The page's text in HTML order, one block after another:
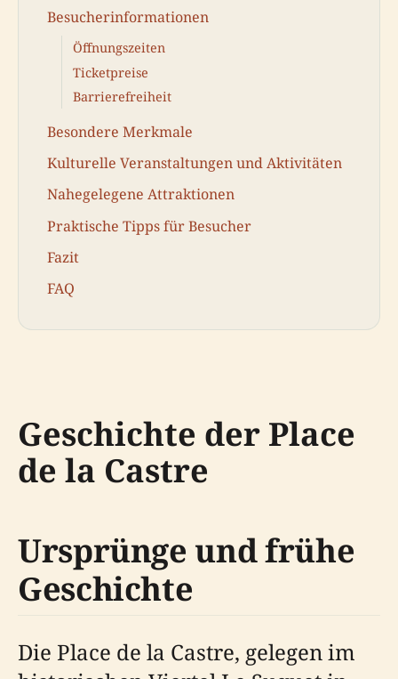
Besucherinformationen
Öffnungszeiten
Ticketpreise
Barrierefreiheit
Besondere Merkmale
Kulturelle Veranstaltungen und Aktivitäten
Nahegelegene Attraktionen
Praktische Tipps für Besucher
Fazit
FAQ
Geschichte der Place
de la Castre
Ursprünge und frühe
Geschichte
Die Place de la Castre, gelegen im